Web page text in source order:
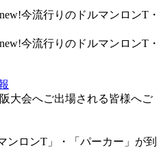
今流行りのドルマンロンT・
今流行りのドルマンロンT・
大会へご出場される皆様へご
ンロンT」・「パーカー」が到